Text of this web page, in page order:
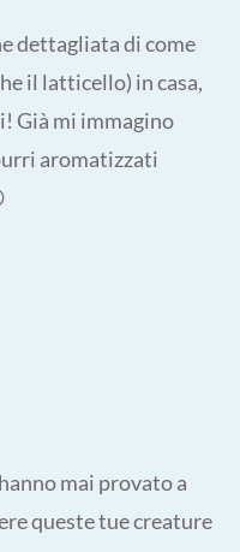
dettagliata di come
il latticello) in casa,
Già mi immagino
aromatizzati
mai provato a
queste tue creature